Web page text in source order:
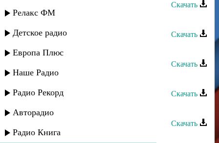
Релакс ФМ
Детское радио
Европа Плюс
Наше Радио
Радио Рекорд
Авторадио
Радио Книга
Скачать
Скачать
Сулик Садыков - До свиданья
Скачать
Сулик Садыков - Дагестан
Скачать
Скачать
Сулик Садыков - Гитара плачет